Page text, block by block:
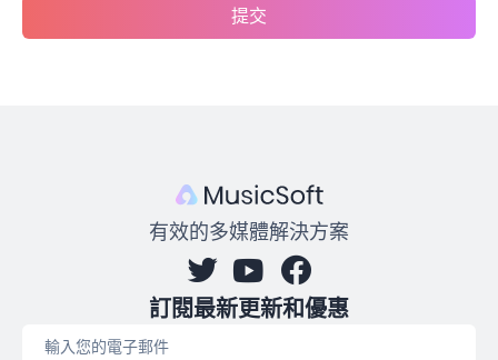
提交
有效的多媒體解決方案
訂閱最新更新和優惠